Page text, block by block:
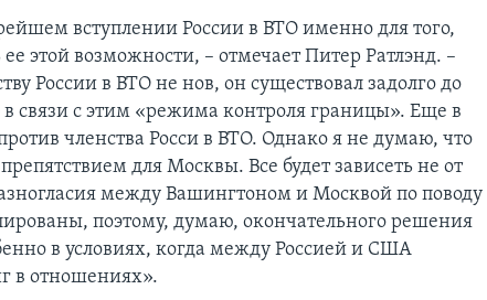
вступлении России в ВТО именно для того,
этой возможности, – отмечает Питер Ратлэнд. –
России в ВТО не нов, он существовал задолго до
связи с этим «режима контроля границы». Еще в
членства Росси в ВТО. Однако я не думаю, что
для Москвы. Все будет зависеть не от
между Вашингтоном и Москвой по поводу
поэтому, думаю, окончательного решения
в условиях, когда между Россией и США
в отношениях».